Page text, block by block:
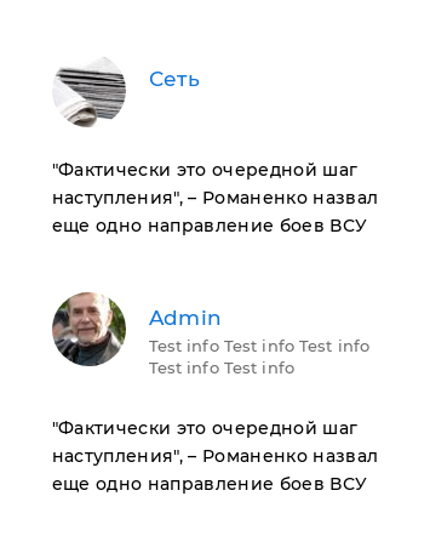
Сеть
​"Фактически это очередной шаг
наступления", – Романенко назвал
еще одно направление боев ВСУ
Admin
Test info Test info Test info
Test info Test info
​"Фактически это очередной шаг
наступления", – Романенко назвал
еще одно направление боев ВСУ